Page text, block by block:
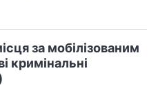
за мобілізованим
кримінальні